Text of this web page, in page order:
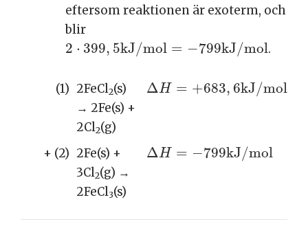
eftersom reaktionen är exoterm, och
blir
2 ⋅ 399, 5kJ/mol = −799kJ/mol
2 399, 5k /m = 799kJ/m o .
(1) 2FeCl2(s)
→ 2Fe(s) +
2Cl2(g)
ΔH = +683, 6kJ/mol
∆ H= 683,6k /mol
+ (2) 2Fe(s) +
3Cl2(g) →
2FeCl3(s)
ΔH = −799kJ/mol
∆ H= 799kJ/mo